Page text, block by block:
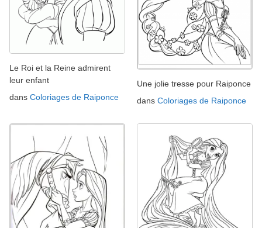
Le Roi et la Reine admirent
leur enfant
dans Coloriages de Raiponce
Une jolie tresse pour Raiponce
dans Coloriages de Raiponce